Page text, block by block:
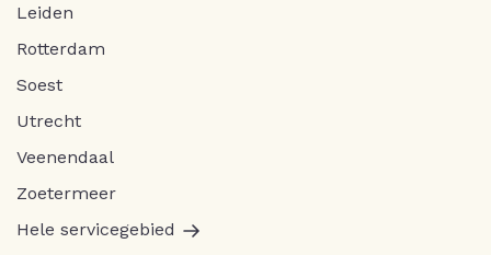
Leiden
Rotterdam
Soest
Utrecht
Veenendaal
Zoetermeer
Hele servicegebied